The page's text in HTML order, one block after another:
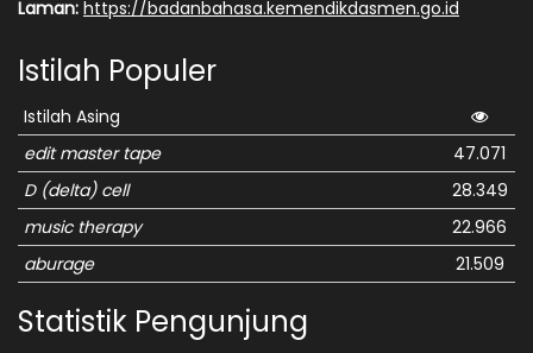
Laman: https://badanbahasa.kemendikdasmen.go.id
Istilah Populer
Istilah Asing
edit master tape
47.071
D (delta) cell
28.349
music therapy
22.966
aburage
21.509
Statistik Pengunjung